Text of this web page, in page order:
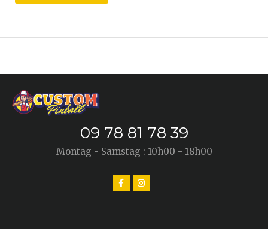
09 78 81 78 39
Montag - Samstag : 10h00 - 18h00